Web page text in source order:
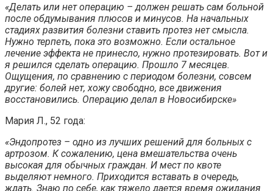
«Делать или нет операцию – должен решать сам больной
после обдумывания плюсов и минусов. На начальных
стадиях развития болезни ставить протез нет смысла.
Нужно терпеть, пока это возможно. Если остальное
лечение эффекта не принесло, нужно протезировать. Вот и
я решился сделать операцию. Прошло 7 месяцев.
Ощущения, по сравнению с периодом болезни, совсем
другие: болей нет, хожу свободно, все движения
восстановились. Операцию делал в Новосибирске»
Мария Л., 52 года:
«Эндопротез – одно из лучших решений для больных с
артрозом. К сожалению, цена вмешательства очень
высокая для обычных граждан. И мест по квоте
выделяют немного. Приходится вставать в очередь,
ждать. Знаю по себе, как тяжело дается время ожидания